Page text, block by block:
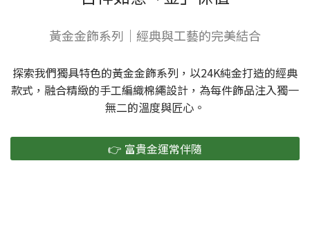
黃金金飾系列｜經典與工藝的完美結合
探索我們獨具特色的黃金金飾系列，以24K純金打造的經典
款式，融合精緻的手工編織棉繩設計，為每件飾品注入獨一
無二的溫度與匠心。
👉 富貴金運常伴隨